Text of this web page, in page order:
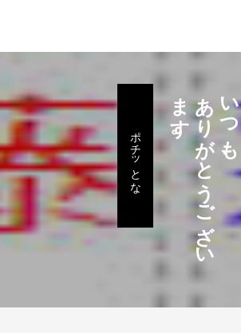
いつも、
あ
り
が
と
う
ご
ざ
い
ま
す
。
ポチッとな